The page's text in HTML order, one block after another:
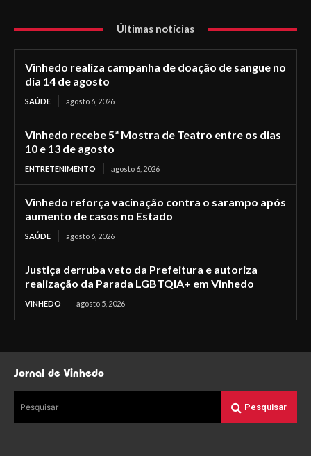
Últimas notícias
Vinhedo realiza campanha de doação de sangue no
dia 14 de agosto
SAÚDE agosto 6, 2026
Vinhedo recebe 5ª Mostra de Teatro entre os dias
10 e 13 de agosto
ENTRETENIMENTO agosto 6, 2026
Vinhedo reforça vacinação contra o sarampo após
aumento de casos no Estado
SAÚDE agosto 6, 2026
Justiça derruba veto da Prefeitura e autoriza
realização da Parada LGBTQIA+ em Vinhedo
VINHEDO agosto 5, 2026
Jornal de Vinhedo
Pesquisar Pesquisar